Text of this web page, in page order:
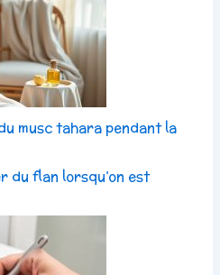
musc tahara pendant la
du flan lorsqu’on est